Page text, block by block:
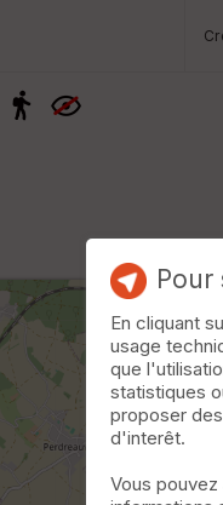
Pour
En cliquant
usage
que
statistiques
proposer
d'interêt.
Vous